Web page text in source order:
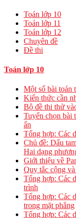
Toán lớp 10
Toán lớp 11
Toán lớp 12
Chuyên đề
Đề thi
Toán lớp 10
Một số bài toán
Kiến thức cần
Bộ đề thi thử
Tuyển chọn bài
ẩn
Tổng hợp: Các
Chủ đề: Dấu
Hai dạng
Giới thiệu về
Quy tắc cộng
Tổng hợp: Các
trình
Tổng hợp: Các
trong mặt phẳng
Tổng hợp: Các